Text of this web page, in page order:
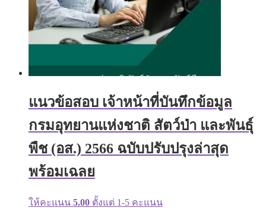
แนวข้อสอบ เจ้าหน้าที่บันทึกข้อมูล
กรมอุทยานแห่งชาติ สัตว์ป่า และพันธุ์
พืช (อส.) 2566 ฉบับปรับปรุงล่าสุด
พร้อมเฉลย
ให้คะแนน 5.00 ตั้งแต่ 1-5 คะแนน